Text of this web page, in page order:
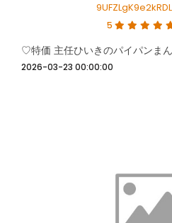
5
2026-03-23 00:00:00
♡特価 主任ひいきのパイパンま